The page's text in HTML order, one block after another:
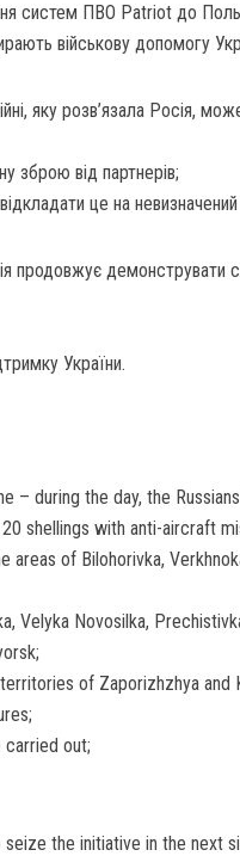
систем ПВО Patriot до
військову допомогу
яку розв’язала Росія,
зброю від партнерів;
це на невизначений
продовжує демонструвати
України.
– during the day, the
shellings with anti-aircraft
of Bilohorivka,
Velyka Novosilka,
of Zaporizhzhya and
carried out;
the initiative in the next